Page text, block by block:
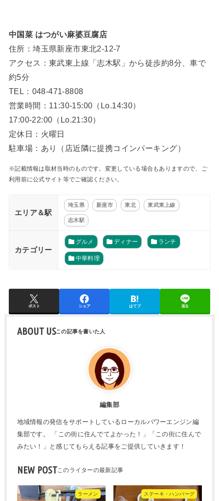
中国菜 はつがい麻婆豆腐店
住所：埼玉県新座市東北2-12-7
アクセス：東武東上線「志木駅」から徒歩約8分、車で
約5分
TEL：048-471-8808
営業時間：11:30-15:00（Lo.14:30）
17:00-22:00（Lo.21:30）
定休日：火曜日
駐車場：あり（店近隣に提携コインパーキング）
※記載情報は取材当時のものです。変更している場合もありますので、ご
利用前に公式サイト等でご確認ください。
エリア＆駅
埼玉県 新座市 東北 東武東上線
志木駅
カテゴリー
グルメ ディナー ランチ
中華料理
ポスト シェア はてブ 送る
ABOUT US
編集部
地域情報の発信をサポートしているローカルパワーエンジン編
集部です。 「この街に住んでてよかった！」「この街に住んで
みたい！」と感じてもらえる記事をご提供していきます！
NEW POST
ラーメン ステーキ・ハンバーグ